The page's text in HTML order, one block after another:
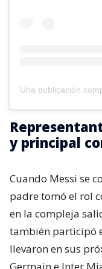
y principal
Cuando Messi se
padre tomó el rol
en la compleja
también participó
llevaron en sus